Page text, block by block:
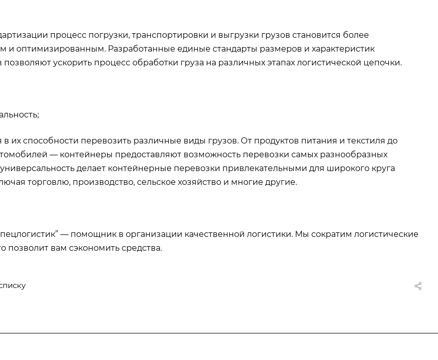
процесс погрузки, транспортировки и выгрузки грузов становится более
и оптимизированным. Разработанные единые стандарты размеров и характеристик
позволяют ускорить процесс обработки груза на различных этапах логистической цепочки.
в их способности перевозить различные виды грузов. От продуктов питания и текстиля до
— контейнеры предоставляют возможность перевозки самых разнообразных
универсальность делает контейнерные перевозки привлекательными для широкого круга
торговлю, производство, сельское хозяйство и многие другие.
— помощник в организации качественной логистики. Мы сократим логистические
позволит вам сэкономить средства.